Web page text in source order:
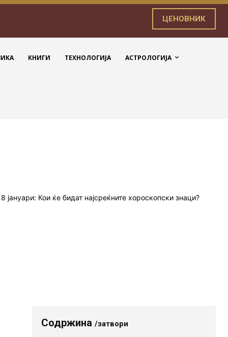
ЦЕНОВНИК
КНИГИ ТЕХНОЛОГИЈА АСТРОЛОГИЈА
Содржина/затвори